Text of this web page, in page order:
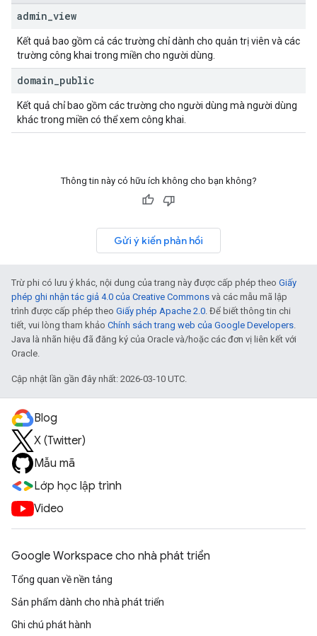
admin view
Kết quả bao gồm cả các trường chỉ dành cho quản trị viên và các
trường công khai trong miền cho người dùng.
domain public
Kết quả chỉ bao gồm các trường cho người dùng mà người dùng
khác trong miền có thể xem công khai.
Thông tin này có hữu ích không cho bạn không?
Gửi ý kiến phản hồi
Trừ phi có lưu ý khác, nội dung của trang này được cấp phép theo Giấy
phép ghi nhận tác giả 4.0 của Creative Commons và các mẫu mã lập
trình được cấp phép theo Giấy phép Apache 2.0. Để biết thông tin chi
tiết, vui lòng tham khảo Chính sách trang web của Google Developers.
Java là nhãn hiệu đã đăng ký của Oracle và/hoặc các đơn vị liên kết với
Oracle.
Cập nhật lần gần đây nhất: 2026-03-10 UTC.
Blog
X (Twitter)
Mẫu mã
Lớp học lập trình
Video
Google Workspace cho nhà phát triển
Tổng quan về nền tảng
Sản phẩm dành cho nhà phát triển
Ghi chú phát hành